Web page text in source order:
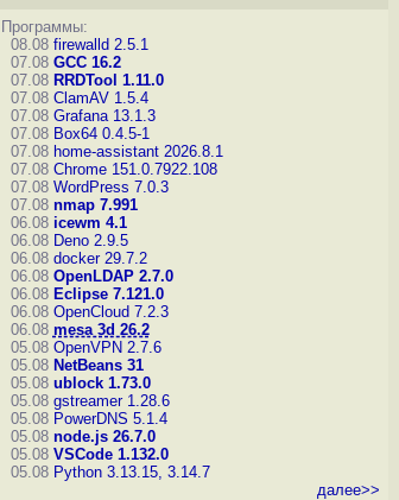
Программы:
08.08 firewalld 2.5.1
07.08 GCC 16.2
07.08 RRDTool 1.11.0
07.08 ClamAV 1.5.4
07.08 Grafana 13.1.3
07.08 Box64 0.4.5-1
07.08 home-assistant 2026.8.1
07.08 Chrome 151.0.7922.108
07.08 WordPress 7.0.3
07.08 nmap 7.991
06.08 icewm 4.1
06.08 Deno 2.9.5
06.08 docker 29.7.2
06.08 OpenLDAP 2.7.0
06.08 Eclipse 7.121.0
06.08 OpenCloud 7.2.3
06.08 mesa 3d 26.2
05.08 OpenVPN 2.7.6
05.08 NetBeans 31
05.08 ublock 1.73.0
05.08 gstreamer 1.28.6
05.08 PowerDNS 5.1.4
05.08 node.js 26.7.0
05.08 VSCode 1.132.0
05.08 Python 3.13.15, 3.14.7
далее>>